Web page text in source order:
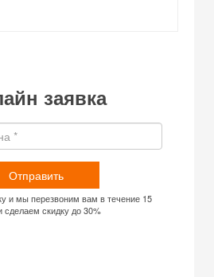
заявка
Отправить
и мы перезвоним вам в течение 15
сделаем скидку до 30%